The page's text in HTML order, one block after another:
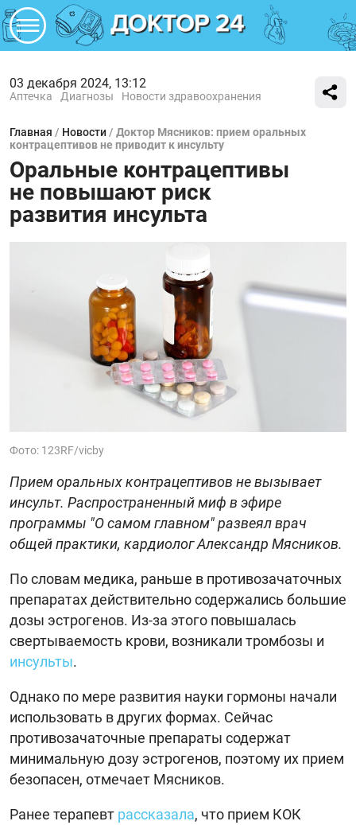
03 декабря 2024, 13:12
Аптечка Диагнозы Новости здравоохранения
Главная / Новости / Доктор Мясников: прием оральных
контрацептивов не приводит к инсульту
Оральные контрацептивы
не повышают риск
развития инсульта
Фото: 123RF/vicby
Прием оральных контрацептивов не вызывает
инсульт. Распространенный миф в эфире
программы "О самом главном" развеял врач
общей практики, кардиолог Александр Мясников.
По словам медика, раньше в противозачаточных
препаратах действительно содержались большие
дозы эстрогенов. Из-за этого повышалась
свертываемость крови, возникали тромбозы и
инсульты.
Однако по мере развития науки гормоны начали
использовать в других формах. Сейчас
противозачаточные препараты содержат
минимальную дозу эстрогенов, поэтому их прием
безопасен, отмечает Мясников.
Ранее терапевт рассказала, что прием КОК